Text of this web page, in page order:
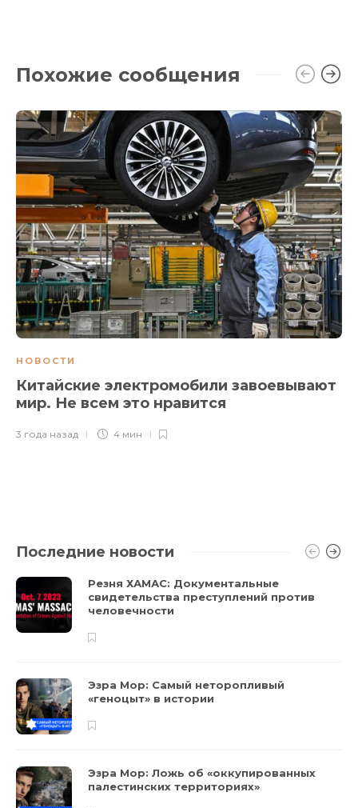
Похожие сообщения
НОВОСТИ
Китайские электромобили завоевывают
мир. Не всем это нравится
3 года назад 4 мин
Последние новости
Резня ХАМАС: Документальные
свидетельства преступлений против
человечности
Эзра Мор: Самый неторопливый
«геноцыт» в истории
Эзра Мор: Ложь об «оккупированных
палестинских территориях»